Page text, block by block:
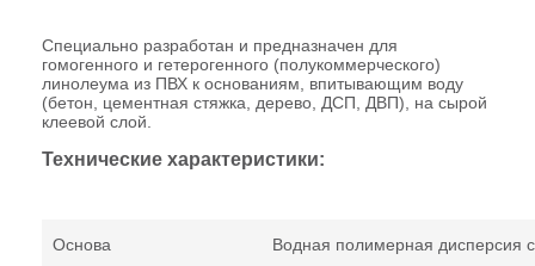
Специально разработан и предназначен для
гомогенного и гетерогенного (полукоммерческого)
линолеума из ПВХ к основаниям, впитывающим воду
(бетон, цементная стяжка, дерево, ДСП, ДВП), на сырой
клеевой слой.
Технические характеристики:
Основа Водная полимерная дисперсия